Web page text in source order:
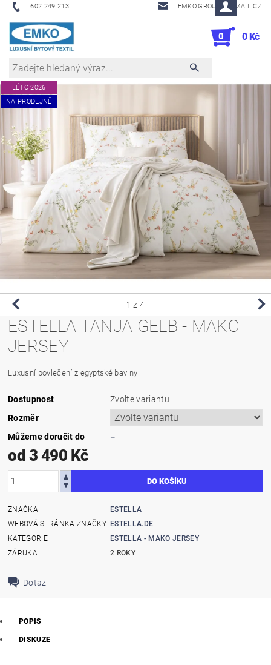
602 249 213 EMKO.GROUSL@EMAIL.CZ
0 0 Kč
LÉTO 2026
NA PRODEJNĚ
1 z 4
ESTELLA TANJA GELB - MAKO
JERSEY
Luxusní povlečení z egyptské bavlny
Dostupnost
Zvolte variantu
Rozměr
Můžeme doručit do
–
od 3 490 Kč
ZNAČKA
ESTELLA
WEBOVÁ STRÁNKA ZNAČKY ESTELLA.DE
KATEGORIE
ESTELLA - MAKO JERSEY
ZÁRUKA
2 ROKY
Dotaz
POPIS
DISKUZE